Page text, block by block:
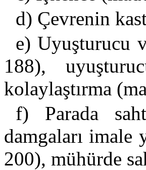
d) Çevrenin
e) Uyuşturucu
188),
kolaylaştırma
f) Parada
damgaları imale
200), mühürde